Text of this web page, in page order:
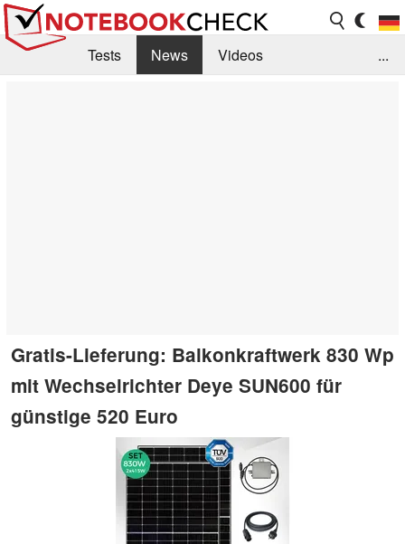
Tests News
Videos
...
Gratis-Lieferung: Balkonkraftwerk 830 Wp
mit Wechselrichter Deye SUN600 für
günstige 520 Euro